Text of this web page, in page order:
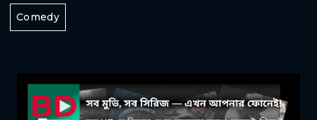
Comedy